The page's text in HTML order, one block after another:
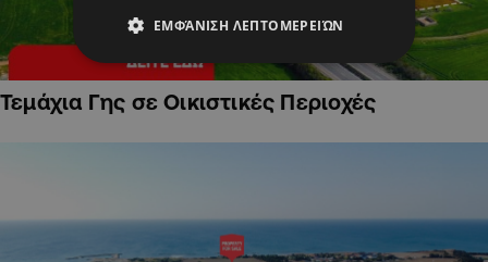
Τεμάχια Γης σε Οικιστικές Περιοχές
ΕΜΦΆΝΙΣΗ ΛΕΠΤΟΜΕΡΕΙΏΝ